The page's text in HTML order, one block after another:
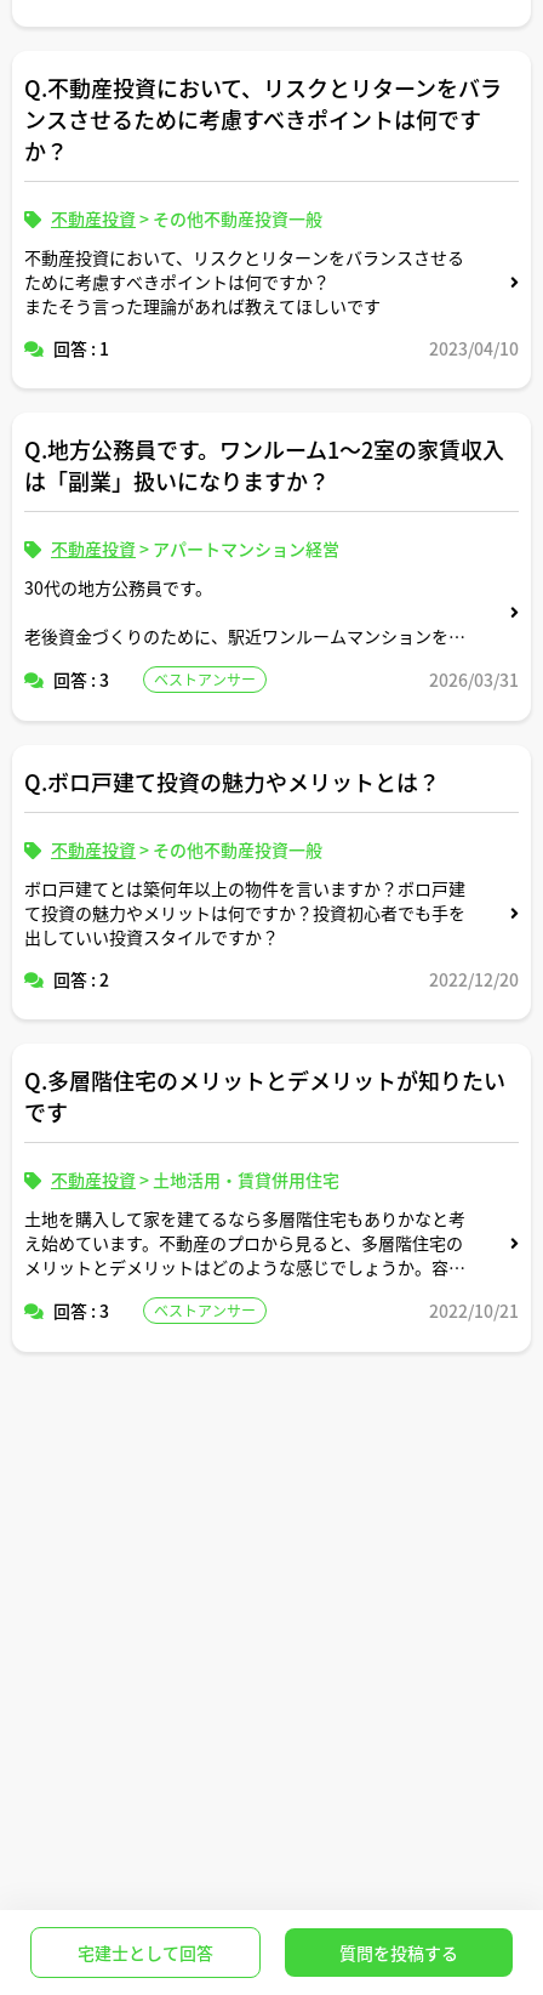
Q.不動産投資において、リスクとリターンをバラ
ンスさせるために考慮すべきポイントは何です
か？
不動産投資> その他不動産投資一般
不動産投資において、リスクとリターンをバランスさせる
ために考慮すべきポイントは何ですか？
またそう言った理論があれば教えてほしいです
回答 : 1
2023/04/10
Q.地方公務員です。ワンルーム1〜2室の家賃収入
は「副業」扱いになりますか？
不動産投資> アパートマンション経営
30代の地方公務員です。
老後資金づくりのために、駅近ワンルームマンションを
務員の副業規定では「一定規模を超える不動産賃貸は兼業
宅建士さんのご経験上、公務員のお客様がどのあたりの規
回答 : 3 ベストアンサー 2026/03/31
Q.ボロ戸建て投資の魅力やメリットとは？
不動産投資> その他不動産投資一般
ボロ戸建てとは築何年以上の物件を言いますか？ボロ戸建
て投資の魅力やメリットは何ですか？投資初心者でも手を
出していい投資スタイルですか？
回答 : 2
2022/12/20
Q.多層階住宅のメリットとデメリットが知りたい
です
不動産投資> 土地活用・賃貸併用住宅
土地を購入して家を建てるなら多層階住宅もありかなと考
え始めています。不動産のプロから見ると、多層階住宅の
メリットとデメリットはどのような感じでしょうか。容積
向いていますか。ご回答いただけましたらありがたく思い
回答 : 3 ベストアンサー 2022/10/21
Q.「この物件は購入やめたほうがいい」と思う収
宅建士として回答 質問を投稿する